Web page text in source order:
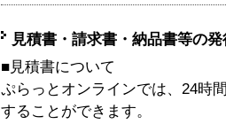
見積書・請求書・納品書等の
■見積書について
ぷらっとオンラインでは、24時
することができます。